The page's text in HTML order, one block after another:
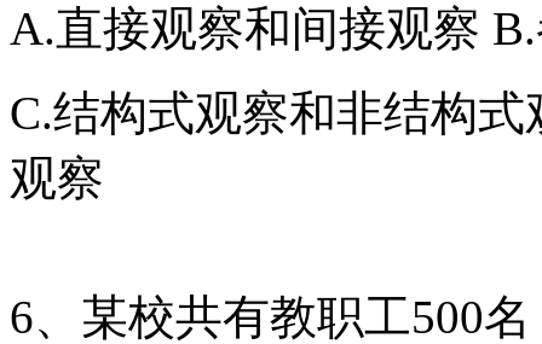
A.直接观察和间接观察
C.结构式观察和非结构
观察
6、某校共有教职工500